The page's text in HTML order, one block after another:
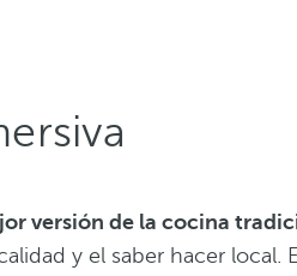
versión de la cocina
y el saber hacer local.